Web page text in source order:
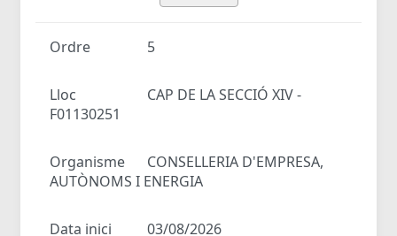
Ordre 5
Lloc
CAP DE LA SECCIÓ XIV -
F01130251
Organisme
CONSELLERIA D'EMPRESA,
AUTÒNOMS I ENERGIA
Data inici 03/08/2026